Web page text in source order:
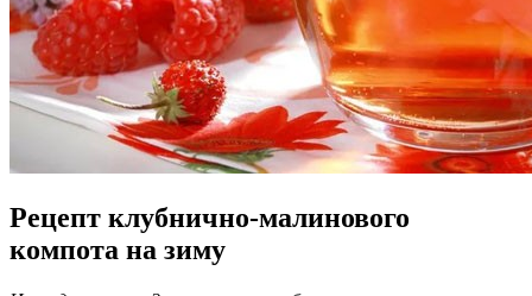
Рецепт клубнично-малинового
компота на зиму